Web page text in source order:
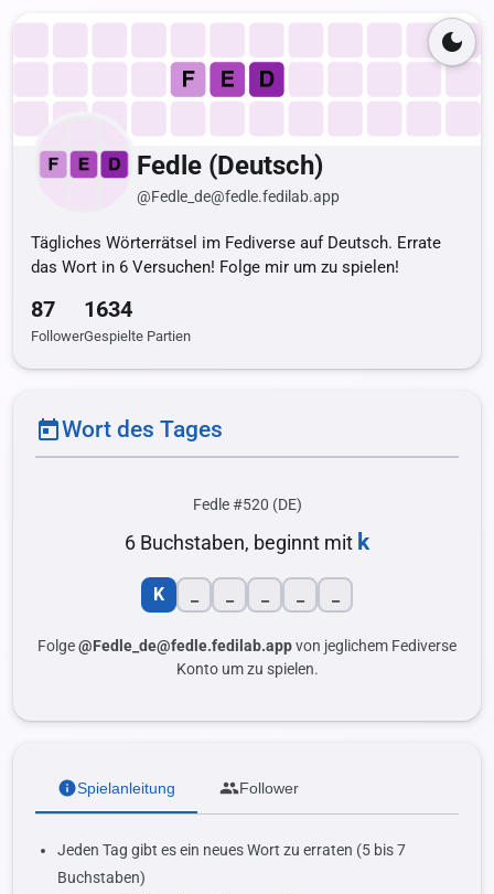
dark_mode
Fedle (Deutsch)
@Fedle_de@fedle.fedilab.app
Tägliches Wörterrätsel im Fediverse auf Deutsch. Errate
das Wort in 6 Versuchen! Folge mir um zu spielen!
87
Follower
1634
Gespielte Partien
todayWort des Tages
Fedle #520 (DE)
6 Buchstaben, beginnt mit k
K
Folge@Fedle_de@fedle.fedilab.appvon jeglichem Fediverse
Konto um zu spielen.
infoSpielanleitung groupFollower
Jeden Tag gibt es ein neues Wort zu erraten (5 bis 7
Buchstaben)